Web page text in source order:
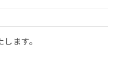
ます。